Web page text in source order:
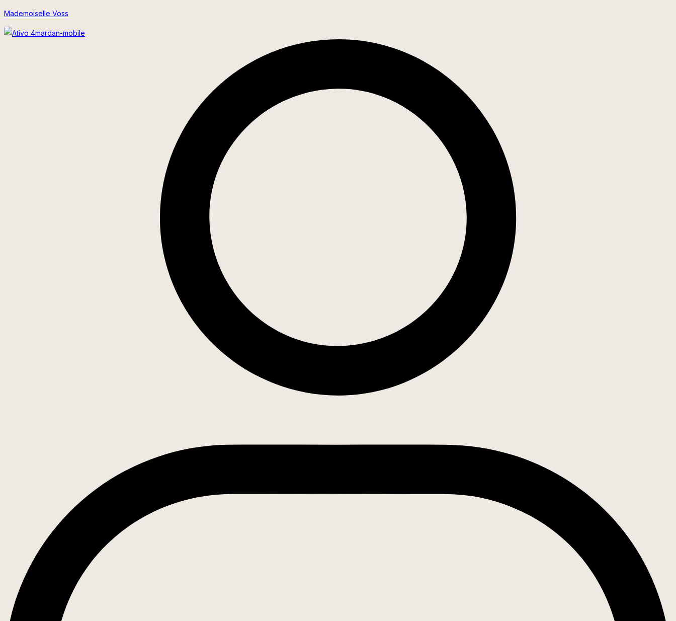
Ir
para
Mademoiselle Voss